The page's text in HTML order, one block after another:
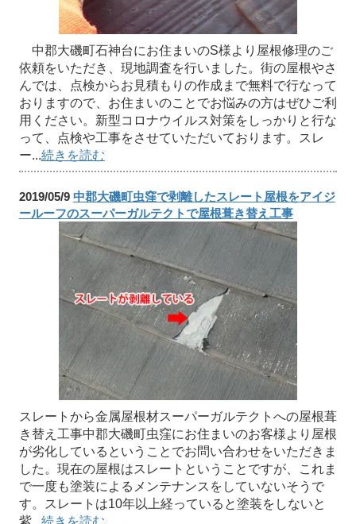
中郡大磯町石神台にお住まいのS様より屋根修理のご
依頼をいただき、現地調査を行いました。街の屋根やさ
んでは、点検からお見積もりの作成まで無料で行なって
おりますので、お住まいのことでお悩みの方はぜひご利
用ください。新型コロナウイルス対策をしっかりと行な
って、点検や工事をさせていただいております。スレ
ー...続きを読む
2019/05/9 中郡大磯町虫窪で剥離したスレート屋根をアイジ
ールーフのスーパーガルテクトで屋根葺き替え工事
スレートから金属屋根材スーパーガルテクトへの屋根葺
き替え工事中郡大磯町虫窪にお住まいのお客様より屋根
が劣化しているということでお問い合わせをいただきま
した。現在の屋根はスレートということですが、これま
で一度も塗装によるメンテナンスをしていないそうで
す。スレートは10年以上経っていると塗装をしないと
紫... 続きを読む